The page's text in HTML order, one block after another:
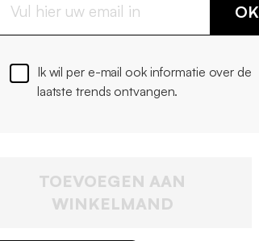
OK
Ik wil per e-mail ook informatie over de
laatste trends ontvangen.
TOEVOEGEN AAN
WINKELMAND